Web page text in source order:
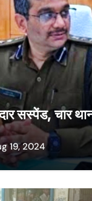
सस्पेंड, चार
19, 2024